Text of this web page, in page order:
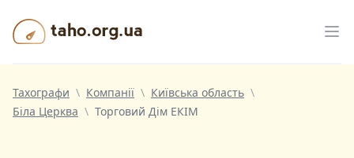
Taho.org.ua
Тахографи \ Компанії \ Київська область \
Біла Церква \ Торговий Дім ЕКІМ